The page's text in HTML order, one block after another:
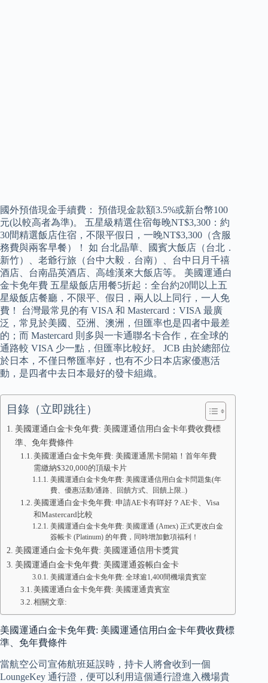
國外預借現金手續費： 預借現金款額3.5%或新台幣100
元(以較高者為準)。 五星級精選住宿每晚NT$3,300：約
30間精選飯店住宿，不限平假日，一晚NT$3,300（含服
務費與兩客早餐）！ 如 台北晶華、國賓大飯店（台北．
新竹）、老爺行旅（台中大毅．台南）、台中日月千禧
酒店、台南晶英酒店、高雄漢來大飯店等。 美國運通白
金卡免年費 五星級飯店用餐5折起：全台約20間以上五
星級飯店餐廳，不限平、假日，兩人以上同行，一人免
費！ 台灣最常見的有 VISA 和 Mastercard：VISA 最廣
泛，常見於美國、亞洲、澳洲，但匯率也是四者中最差
的；而 Mastercard 則多與一卡通聯名卡合作，在全球的
通路較 VISA 少一點，但匯率比較好。 JCB 由於總部位
於日本，不僅日幣匯率好，也有不少日本店家優惠活
動，是四者中去日本最好的發卡組織。
目錄（立即跳往）
美國運通白金卡免年費: 美國運通信用白金卡年費收費標
準、免年費條件
美國運通白金卡免年費: 美國運通黑卡開箱！首年年費
需繳納$320,000的頂級卡片
美國運通白金卡免年費: 美國運通信用白金卡問題集(年
費、優惠活動/通路、回饋方式、回饋上限..)
美國運通白金卡免年費: 申請AE卡有咩好？AE卡、Visa
和Mastercard比較
美國運通白金卡免年費: 美國運通 (Amex) 正式更改白金
簽帳卡 (Platinum) 的年費，同時增加數項福利！
美國運通白金卡免年費: 美國運通信用卡獎賞
美國運通白金卡免年費: 美國運通簽帳白金卡
美國運通白金卡免年費: 全球逾1,400間機場貴賓室
美國運通白金卡免年費: 美國運通貴賓室
相關文章:
美國運通白金卡免年費: 美國運通信用白金卡年費收費標
準、免年費條件
當航空公司宣佈航班延誤時，持卡人將會收到一個
LoungeKey 通行證，便可以利用這個通行證進入機場貴